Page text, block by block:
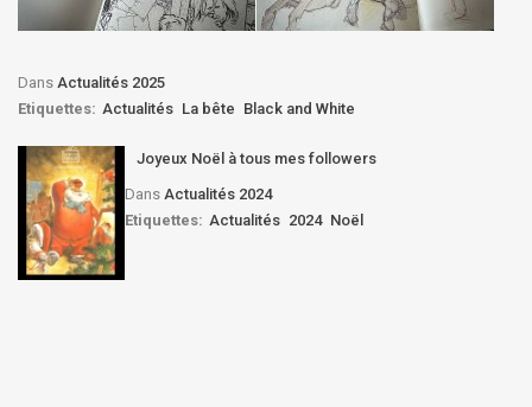
Dans Actualités 2025
Etiquettes: Actualités La bête Black and White
Joyeux Noël à tous mes followers
Dans Actualités 2024
Etiquettes: Actualités 2024 Noël